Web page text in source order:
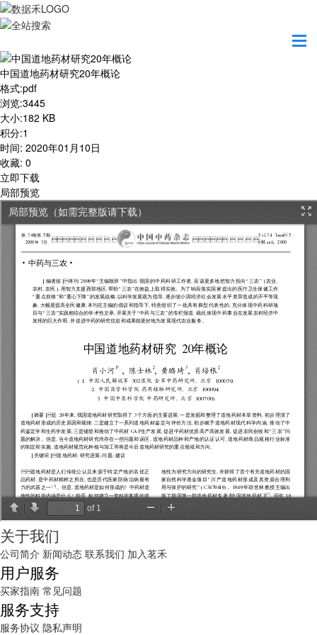
中国道地药材研究20年概论
格式:pdf
浏览:3445
大小:182 KB
积分:1
时间: 2020年01月10日
收藏: 0
立即下载
局部预览
关于我们
公司简介 新闻动态 联系我们 加入茗禾
用户服务
买家指南 常见问题
服务支持
服务协议 隐私声明